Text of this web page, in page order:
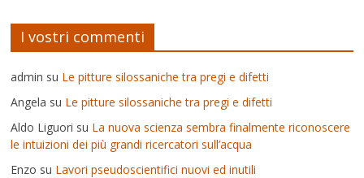
I vostri commenti
admin su Le pitture silossaniche tra pregi e difetti
Angela su Le pitture silossaniche tra pregi e difetti
Aldo Liguori su La nuova scienza sembra finalmente riconoscere
le intuizioni dei più grandi ricercatori sull’acqua
Enzo su Lavori pseudoscientifici nuovi ed inutili